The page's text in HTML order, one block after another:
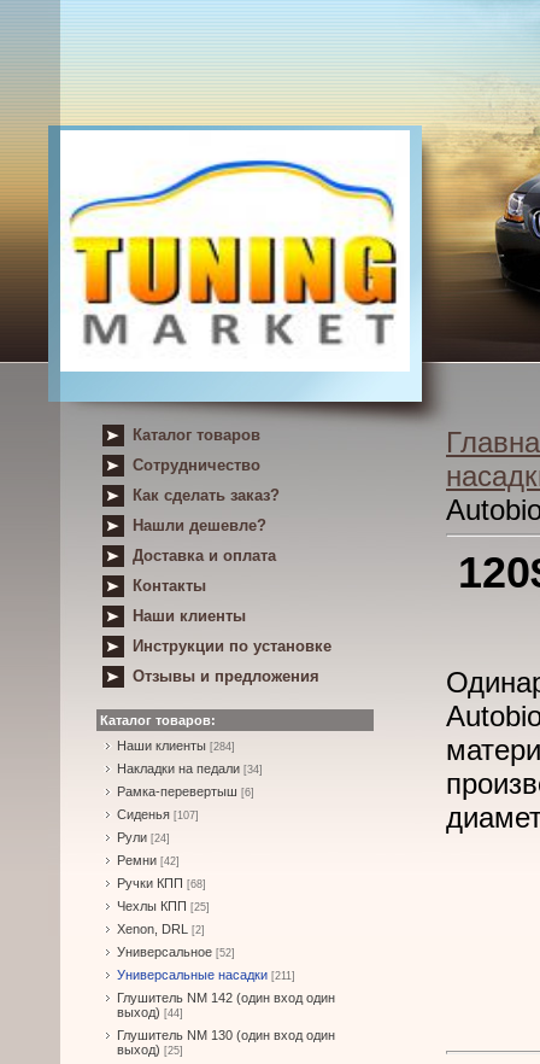
Каталог товаров
Сотрудничество
Как сделать заказ?
Нашли дешевле?
Доставка и оплата
Контакты
Наши клиенты
Инструкции по установке
Отзывы и предложения
Каталог товаров:
Наши клиенты [284]
Накладки на педали [34]
Рамка-перевертыш [6]
Сиденья [107]
Рули [24]
Ремни [42]
Ручки КПП [68]
Чехлы КПП [25]
Xenon, DRL [2]
Универсальное [52]
Универсальные насадки [211]
Глушитель NM 142 (один вход один
выход) [44]
Глушитель NM 130 (один вход один
выход) [25]